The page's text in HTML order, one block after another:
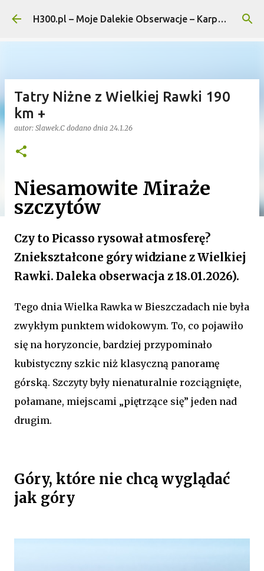
Przejdź do głównej zawartości H300.pl – Moje Dalekie Obserwacje – Karpaty i Pogórza...
Tatry Niżne z Wielkiej Rawki 190
km +
autor: Slawek.C dodano dnia 24.1.26
Niesamowite Miraże
szczytów
Czy to Picasso rysował atmosferę?
Zniekształcone góry widziane z Wielkiej
Rawki. Daleka obserwacja z 18.01.2026).
Tego dnia Wielka Rawka w Bieszczadach nie była
zwykłym punktem widokowym. To, co pojawiło
się na horyzoncie, bardziej przypominało
kubistyczny szkic niż klasyczną panoramę
górską. Szczyty były nienaturalnie rozciągnięte,
połamane, miejscami „piętrzące się” jeden nad
drugim.
Góry, które nie chcą wyglądać
jak góry